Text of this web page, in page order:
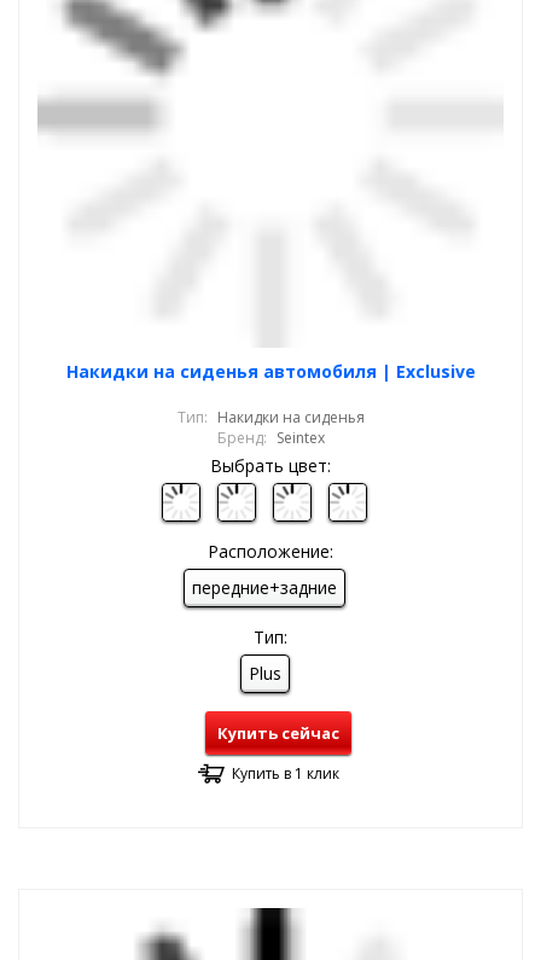
Накидки на сиденья автомобиля | Exclusive
Тип: Накидки на сиденья
Бренд: Seintex
Выбрать цвет:
Расположение:
передние+задние
Тип:
Plus
Купить сейчас
Купить в 1 клик